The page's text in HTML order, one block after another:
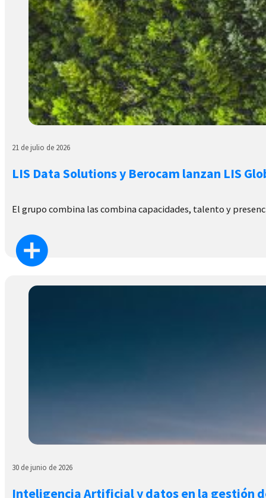
21 de julio de 2026
LIS Data Solutions y Berocam lanzan LIS
El grupo combina las combina capacidades, talento y
30 de junio de 2026
Inteligencia Artificial y datos en la gestión